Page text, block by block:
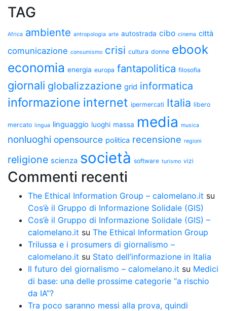
TAG
Africa ambiente antropologia arte autostrada cibo cinema città
comunicazione consumismo crisi cultura donne ebook
economia energia europa fantapolitica filosofia
giornali globalizzazione grid informatica
informazione internet ipermercati Italia libero
mercato lingua linguaggio luoghi massa media musica
nonluoghi opensource politica recensione regioni
religione scienza società software turismo vizi
Commenti recenti
The Ethical Information Group – calomelano.it su
Cos’è il Gruppo di Informazione Solidale (GIS)
Cos’è il Gruppo di Informazione Solidale (GIS) –
calomelano.it su The Ethical Information Group
Trilussa e i prosumers di giornalismo –
calomelano.it su Stato dell’informazione in Italia
Il futuro del giornalismo – calomelano.it su Medici
di base: una delle prossime categorie “a rischio
da IA”?
Tra poco saranno messi alla prova, quindi